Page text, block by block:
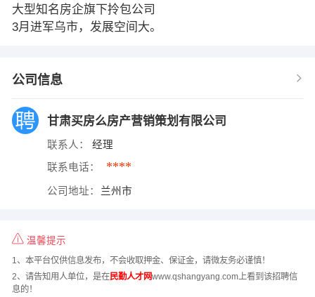
大型知名房企旗下拎包公司
3月进军乌市，发展空间大。
公司信息
甘肃买房么房产营销策划有限公司
联系人： 经理
联系电话： ****
公司地址： 兰州市
温馨提示
1、本平台仅供信息发布，不会收取押金、保证金，请微友务必谨慎！
2、请告知用人单位，是在民勤人才网www.qshangyang.com上看到该招聘信
息的！